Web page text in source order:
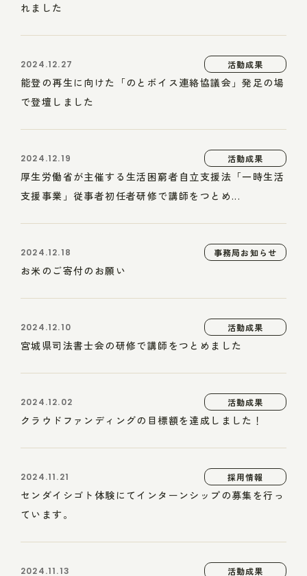
れました
2024.12.27 活動成果
能登の再生に向けた「のとボイス連絡協議会」発足の場
で登壇しました
2024.12.19 活動成果
厚生労働省が主催する生活困窮者自立支援法「一時生活
支援事業」従事者初任者研修で講師をつとめ...
2024.12.18 事務局お知らせ
お米のご寄付のお願い
2024.12.10 活動成果
宮城県司法書士会の研修で講師をつとめました
2024.12.02 活動成果
クラウドファンディングの目標額を達成しました！
2024.11.21 採用情報
センダイシゴト体験にてインターンシップの募集を行っ
ています。
2024.11.13 活動成果